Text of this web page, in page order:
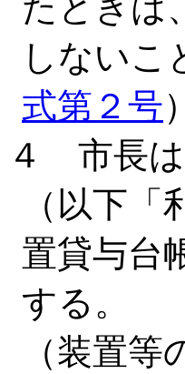
しないこ
式第２号
４ 市長は
（以下
置貸与台
する。
（装置等